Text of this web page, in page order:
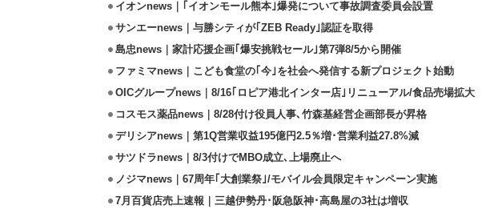
イオンnews｜｢イオンモール熊本｣爆発について事故調査委員会設置
サンエーnews｜与勝シティが｢ZEB Ready｣認証を取得
島忠news｜家計応援企画｢爆安挑戦セール｣第7弾8/5から開催
ファミマnews｜こども食堂の｢今｣を社会へ発信する新プロジェクト始動
OICグループnews｜8/16｢ロピア港北インター店｣リニューアル/食品売場拡大
コスモス薬品news｜8/28付け役員人事､竹森基経営企画部長が昇格
デリシアnews｜第1Q営業収益195億円2.5％増･営業利益27.8%減
サツドラnews｜8/3付けでMBO成立､上場廃止へ
ノジマnews｜67周年｢大創業祭｣/モバイル会員限定キャンペーン実施
7月百貨店売上速報｜三越伊勢丹･阪急阪神･高島屋の3社は増収